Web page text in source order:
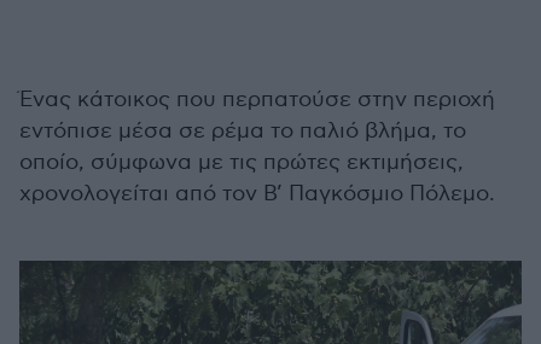
Ένας κάτοικος που περπατούσε στην περιοχή
εντόπισε μέσα σε ρέμα το παλιό βλήμα, το
οποίο, σύμφωνα με τις πρώτες εκτιμήσεις,
χρονολογείται από τον Β’ Παγκόσμιο Πόλεμο.